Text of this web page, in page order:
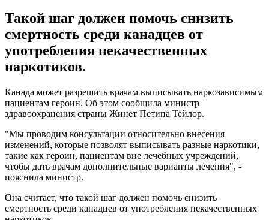
Такой шаг должен помочь снизить
смертность среди канадцев от
употребления некачественных
наркотиков.
Канада может разрешить врачам выписывать наркозависимым
пациентам героин. Об этом сообщила министр
здравоохранения страны Жинет Петипа Тейлор.
"Мы проводим консультации относительно внесения
изменений, которые позволят выписывать разные наркотики,
такие как героин, пациентам вне лечебных учреждений,
чтобы дать врачам дополнительные варианты лечения", -
пояснила министр.
Она считает, что такой шаг должен помочь снизить
смертность среди канадцев от употребления некачественных